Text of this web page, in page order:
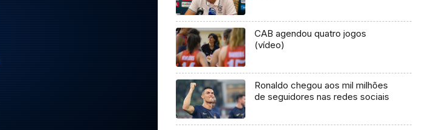
CAB agendou quatro jogos
(vídeo)
Ronaldo chegou aos mil milhões
de seguidores nas redes sociais